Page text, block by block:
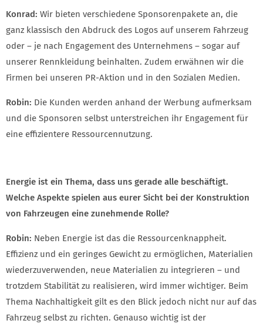
Konrad: Wir bieten verschiedene Sponsorenpakete an, die
ganz klassisch den Abdruck des Logos auf unserem Fahrzeug
oder – je nach Engagement des Unternehmens – sogar auf
unserer Rennkleidung beinhalten. Zudem erwähnen wir die
Firmen bei unseren PR-Aktion und in den Sozialen Medien.
Robin: Die Kunden werden anhand der Werbung aufmerksam
und die Sponsoren selbst unterstreichen ihr Engagement für
eine effizientere Ressourcennutzung.
Energie ist ein Thema, dass uns gerade alle beschäftigt.
Welche Aspekte spielen aus eurer Sicht bei der Konstruktion
von Fahrzeugen eine zunehmende Rolle?
Robin: Neben Energie ist das die Ressourcenknappheit.
Effizienz und ein geringes Gewicht zu ermöglichen, Materialien
wiederzuverwenden, neue Materialien zu integrieren – und
trotzdem Stabilität zu realisieren, wird immer wichtiger. Beim
Thema Nachhaltigkeit gilt es den Blick jedoch nicht nur auf das
Fahrzeug selbst zu richten. Genauso wichtig ist der